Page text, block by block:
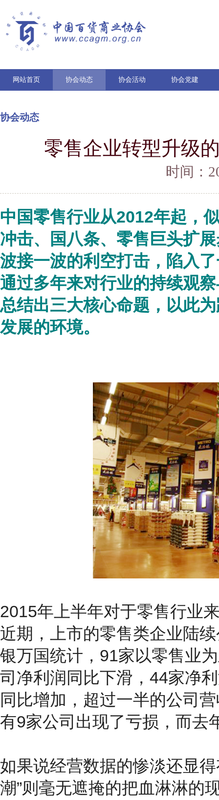
网站首页 协会动态 协会活动 协会党建
协会动态
零售企业转型升级
时间：
中国零售行业从2012年起，
冲击、国八条、零售巨头扩
波接一波的利空打击，陷入
通过多年来对行业的持续观
总结出三大核心命题，以此
发展的环境。
2015年上半年对于零售行业
近期，上市的零售类企业陆
银万国统计，91家以零售业
司净利润同比下滑，44家净
同比增加，超过一半的公司
有9家公司出现了亏损，而去
如果说经营数据的惨淡还显
潮”则毫无遮掩的把血淋淋的